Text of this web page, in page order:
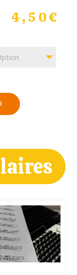
4,50€